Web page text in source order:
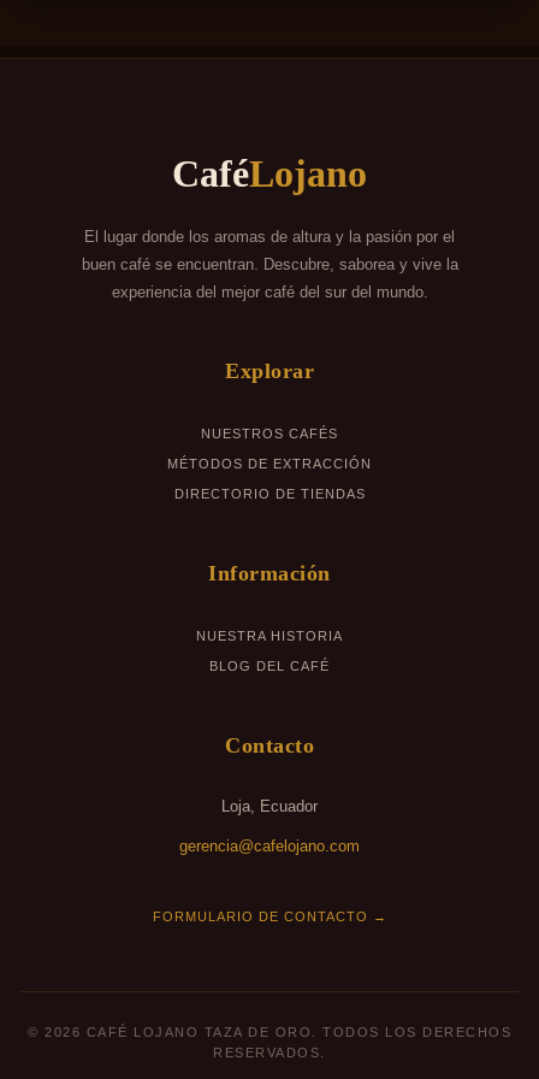
CaféLojano
El lugar donde los aromas de altura y la pasión por el
buen café se encuentran. Descubre, saborea y vive la
experiencia del mejor café del sur del mundo.
Explorar
NUESTROS CAFÉS
MÉTODOS DE EXTRACCIÓN
DIRECTORIO DE TIENDAS
Información
NUESTRA HISTORIA
BLOG DEL CAFÉ
Contacto
Loja, Ecuador
gerencia@cafelojano.com
FORMULARIO DE CONTACTO →
© 2026 CAFÉ LOJANO TAZA DE ORO. TODOS LOS DERECHOS
RESERVADOS.